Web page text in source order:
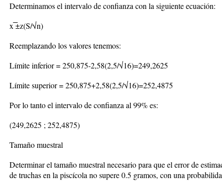
Determinamos el intervalo de confianza con la siguiente ecuación:
x ̅±z(S/√n)
Reemplazando los valores tenemos:
Límite inferior = 250,875-2,58(2,5/√16)=249,2625
Límite superior = 250,875+2,58(2,5/√16)=252,4875
Por lo tanto el intervalo de confianza al 99% es:
(249,2625 ; 252,4875)
Tamaño muestral
Determinar el tamaño muestral necesario para que el error de
de truchas en la piscícola no supere 0.5 gramos, con una